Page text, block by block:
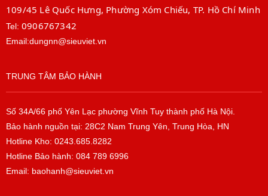
109/45 Lê Quốc Hưng, Phường Xóm Chiếu, TP. Hồ Chí Minh
Tel: 0906767342
Email:dungnn@sieuviet.vn
TRUNG TÂM BẢO HÀNH
Số 34A/66 phố Yên Lạc phường Vĩnh Tuy thành phố Hà Nội.
Bảo hành nguồn tại: 28C2 Nam Trung Yên, Trung Hòa, HN
Hotline Kho: 0243.685.8282
Hotline Bảo hành: 084 789 6996
Email: baohanh@sieuviet.vn